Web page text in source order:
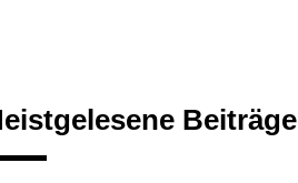
Beiträge